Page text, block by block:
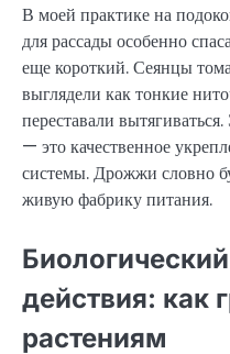
В моей практике на
для рассады особенно
еще короткий. Сеянцы
выглядели как тонкие
переставали
— это качественное
системы. Дрожжи словно
живую фабрику питания.
действия: как
растениям